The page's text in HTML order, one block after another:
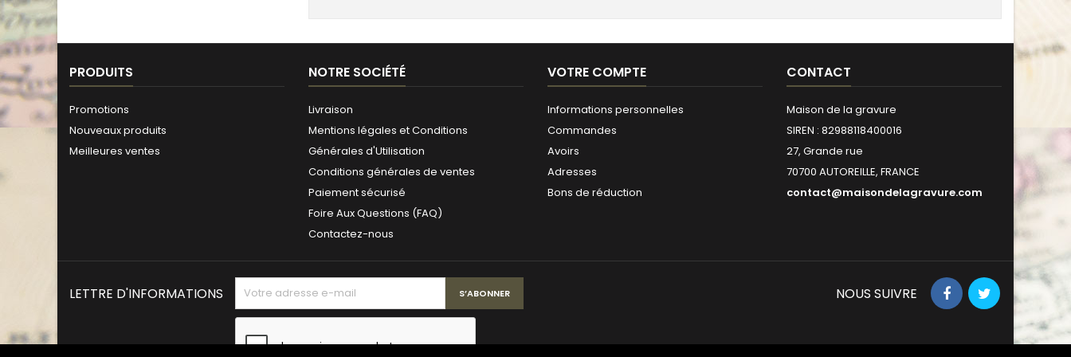
PRODUITS
Promotions
Nouveaux produits
Meilleures ventes
NOTRE SOCIÉTÉ
Livraison
Mentions légales et Conditions
Générales d'Utilisation
Conditions générales de ventes
Paiement sécurisé
Foire Aux Questions (FAQ)
Contactez-nous
VOTRE COMPTE
Informations personnelles
Commandes
Avoirs
Adresses
Bons de réduction
CONTACT
Maison de la gravure
SIREN : 82988118400016
27, Grande rue
70700 AUTOREILLE, FRANCE
contact@maisondelagravure.com
LETTRE D'INFORMATIONS NOUS SUIVRE